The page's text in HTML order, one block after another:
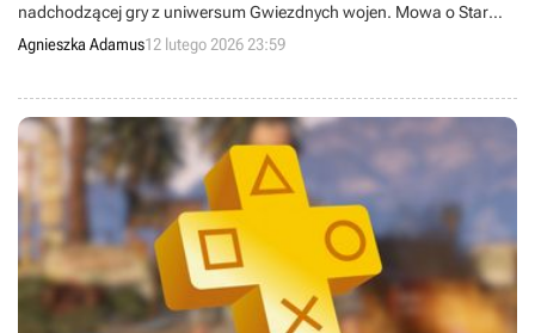
nadchodzącej gry z uniwersum Gwiezdnych wojen. Mowa o Star
Wars: Galactic Racer.
Agnieszka Adamus12 lutego 2026 23:59